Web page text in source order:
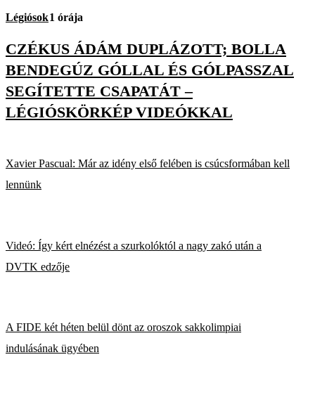
Légiósok1 órája
CZÉKUS ÁDÁM DUPLÁZOTT; BOLLA
BENDEGÚZ GÓLLAL ÉS GÓLPASSZAL
SEGÍTETTE CSAPATÁT –
LÉGIÓSKÖRKÉP VIDEÓKKAL
Xavier Pascual: Már az idény első felében is csúcsformában kell
lennünk
Videó: Így kért elnézést a szurkolóktól a nagy zakó után a
DVTK edzője
A FIDE két héten belül dönt az oroszok sakkolimpiai
indulásának ügyében